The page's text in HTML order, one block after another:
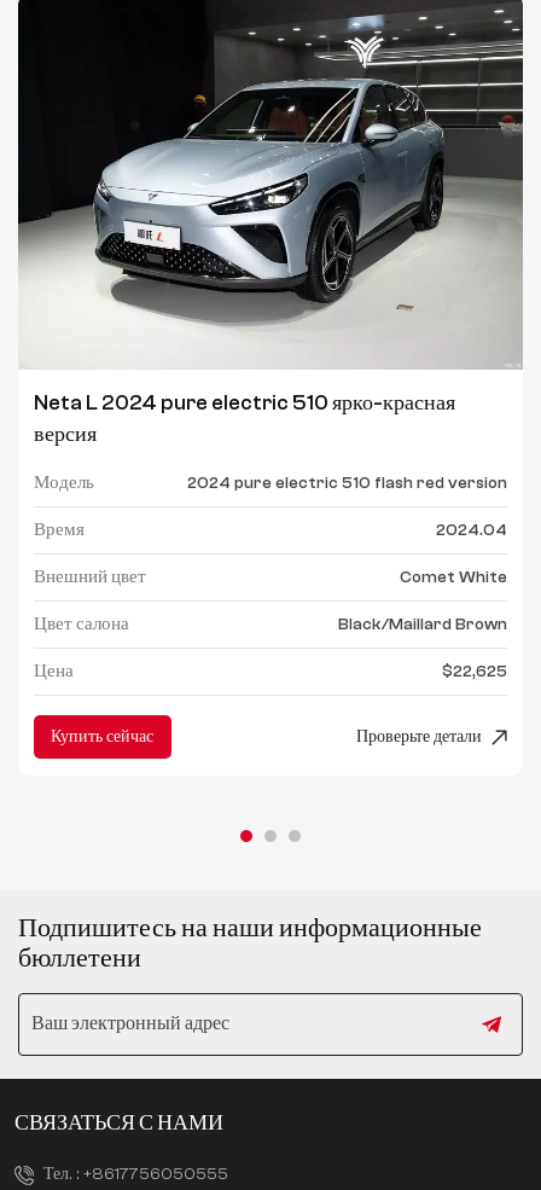
Neta L 2024 pure electric 510 ярко-красная
версия
Модель 2024 pure electric 510 flash red version
Время 2024.04
Внешний цвет Comet White
Цвет салона Black/Maillard Brown
Цена $22,625
Купить сейчас Проверьте детали
Подпишитесь на наши информационные
бюллетени
СВЯЗАТЬСЯ С НАМИ
Тел. : +8617756050555